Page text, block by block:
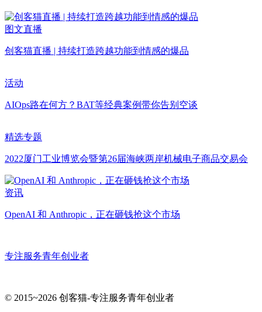
图文直播
创客猫直播 | 持续打造跨越功能到情感的爆品
活动
AIOps路在何方？BAT等经典案例带你告别空谈
精选专题
2022厦门工业博览会暨第26届海峡两岸机械电子商品交易会
资讯
OpenAI 和 Anthropic，正在砸钱抢这个市场
专注服务青年创业者
© 2015~2026 创客猫-专注服务青年创业者